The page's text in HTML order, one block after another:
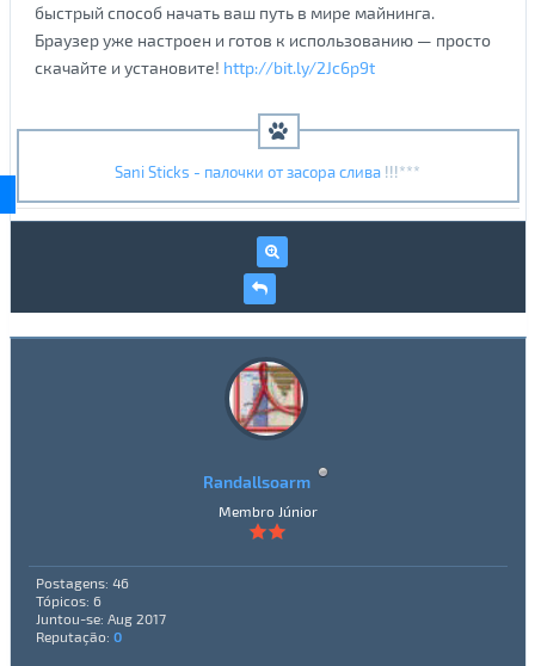
быстрый способ начать ваш путь в мире майнинга.
Браузер уже настроен и готов к использованию — просто
скачайте и установите! http://bit.ly/2Jc6p9t
Sani Sticks - палочки от засора слива !!!***
Randallsoarm
Membro Júnior
Postagens: 46
Tópicos: 6
Juntou-se: Aug 2017
Reputação: 0